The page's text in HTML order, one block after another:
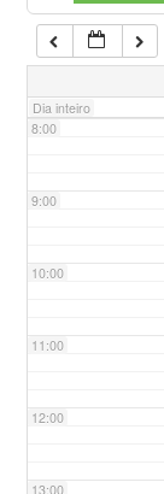
Dia inteiro
7:00
8:00
9:00
10:00
11:00
12:00
13:00